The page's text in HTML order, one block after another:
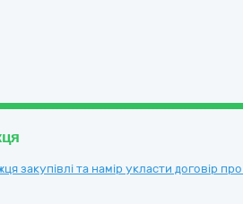
закупівлі та намір укласти договір